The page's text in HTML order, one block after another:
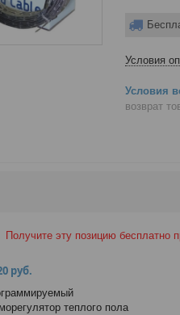
Условия
возврат
Получите эту позицию бесплатно
руб.
теплого пола